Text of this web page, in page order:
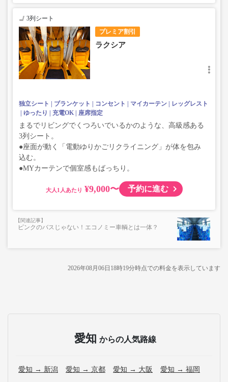
あるため。
プレミア割引
3列シート
ラクシア
独立シート ブランケット コンセント マイカーテン
レッグレスト
ゆったり
充電OK 座席指定
まるでリビングでくつろいでいるかのような、高級感ある
3列シート。
●座面が動く「電動ゆりかごリクライニング」が体を包み
込む。
●MYカーテンで個室感もばっちり。
大人 ¥9,000〜 予約に進む
ピンクのバスじゃない！エコノミー車輌とは一体？
2026年08月06日18時19分時点での料金を表示しています
愛知 からの人気路線
愛知 → 新潟 愛知 → 京都 愛知 → 大阪 愛知 → 福岡